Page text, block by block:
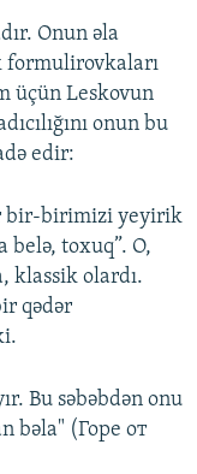
Onun əla
üçün Leskovun
onun bu
edir:
bir-birimizi yeyirik
belə, toxuq”. O,
klassik olardı.
qədər
Bu səbəbdən onu
bəla" (Горе от